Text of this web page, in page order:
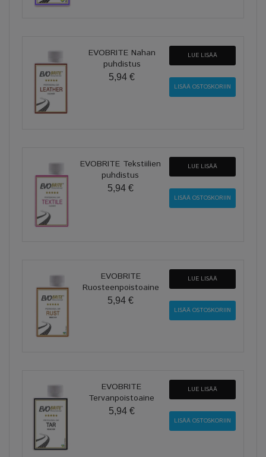
EVOBRITE Nahan
puhdistus
5,94 €
LUE LISÄÄ
EVOBRITE Tekstiilien
puhdistus
5,94 €
LUE LISÄÄ
EVOBRITE
Ruosteenpoistoaine
5,94 €
LUE LISÄÄ
EVOBRITE
Tervanpoistoaine
5,94 €
LUE LISÄÄ